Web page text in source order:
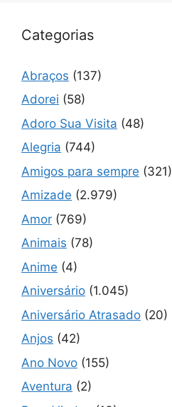
Categorias
Abraços (137)
Adorei (58)
Adoro Sua Visita (48)
Alegria (744)
Amigos para sempre (321)
Amizade (2.979)
Amor (769)
Animais (78)
Anime (4)
Aniversário (1.045)
Aniversário Atrasado (20)
Anjos (42)
Ano Novo (155)
Aventura (2)